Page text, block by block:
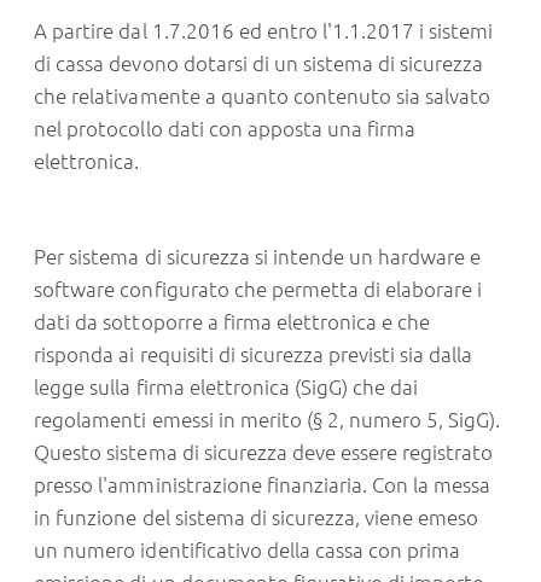
A partire dal 1.7.2016 ed entro l'1.1.2017 i sistemi
di cassa devono dotarsi di un sistema di sicurezza
che relativamente a quanto contenuto sia salvato
nel protocollo dati con apposta una firma
elettronica.
Per sistema di sicurezza si intende un hardware e
software configurato che permetta di elaborare i
dati da sottoporre a firma elettronica e che
risponda ai requisiti di sicurezza previsti sia dalla
legge sulla firma elettronica (SigG) che dai
regolamenti emessi in merito (§ 2, numero 5, SigG).
Questo sistema di sicurezza deve essere registrato
presso l'amministrazione finanziaria. Con la messa
in funzione del sistema di sicurezza, viene emeso
un numero identificativo della cassa con prima